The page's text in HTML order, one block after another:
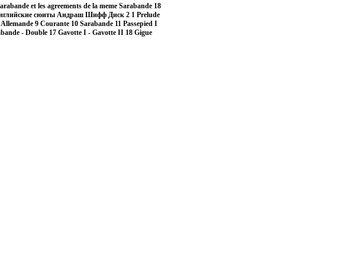
et les agreements de la meme Sarabande 18
сюиты Андраш Шифф Диск 2 1 Prelude
9 Courante 10 Sarabande 11 Passepied I
- Double 17 Gavotte I - Gavotte II 18 Gigue